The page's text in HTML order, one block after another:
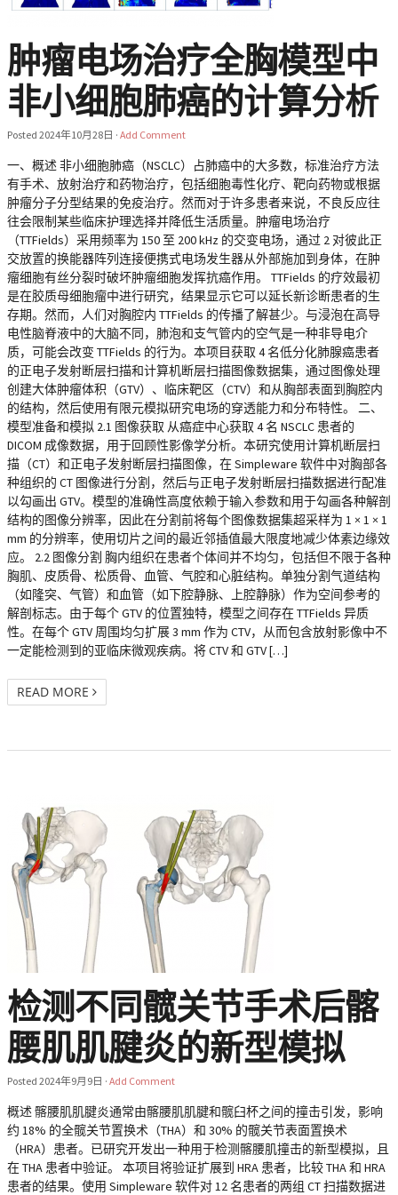
肿瘤电场治疗全胸模型中
非小细胞肺癌的计算分析
Posted 2024年10月28日 · Add Comment
一、概述 非小细胞肺癌（NSCLC）占肺癌中的大多数，标准治疗方法
有手术、放射治疗和药物治疗，包括细胞毒性化疗、靶向药物或根据
肿瘤分子分型结果的免疫治疗。然而对于许多患者来说，不良反应往
往会限制某些临床护理选择并降低生活质量。肿瘤电场治疗
（TTFields）采用频率为 150 至 200 kHz 的交变电场，通过 2 对彼此正
交放置的换能器阵列连接便携式电场发生器从外部施加到身体，在肿
瘤细胞有丝分裂时破坏肿瘤细胞发挥抗癌作用。 TTFields 的疗效最初
是在胶质母细胞瘤中进行研究，结果显示它可以延长新诊断患者的生
存期。然而，人们对胸腔内 TTFields 的传播了解甚少。与浸泡在高导
电性脑脊液中的大脑不同，肺泡和支气管内的空气是一种非导电介
质，可能会改变 TTFields 的行为。本项目获取 4 名低分化肺腺癌患者
的正电子发射断层扫描和计算机断层扫描图像数据集，通过图像处理
创建大体肿瘤体积（GTV）、临床靶区（CTV）和从胸部表面到胸腔内
的结构，然后使用有限元模拟研究电场的穿透能力和分布特性。 二、
模型准备和模拟 2.1 图像获取 从癌症中心获取 4 名 NSCLC 患者的
DICOM 成像数据，用于回顾性影像学分析。本研究使用计算机断层扫
描（CT）和正电子发射断层扫描图像，在 Simpleware 软件中对胸部各
种组织的 CT 图像进行分割，然后与正电子发射断层扫描数据进行配准
以勾画出 GTV。模型的准确性高度依赖于输入参数和用于勾画各种解剖
结构的图像分辨率，因此在分割前将每个图像数据集超采样为 1 × 1 × 1
mm 的分辨率，使用切片之间的最近邻插值最大限度地减少体素边缘效
应。 2.2 图像分割 胸内组织在患者个体间并不均匀，包括但不限于各种
胸肌、皮质骨、松质骨、血管、气腔和心脏结构。单独分割气道结构
（如隆突、气管）和血管（如下腔静脉、上腔静脉）作为空间参考的
解剖标志。由于每个 GTV 的位置独特，模型之间存在 TTFields 异质
性。在每个 GTV 周围均匀扩展 3 mm 作为 CTV，从而包含放射影像中不
一定能检测到的亚临床微观疾病。将 CTV 和 GTV […]
READ MORE
检测不同髋关节手术后髂
腰肌肌腱炎的新型模拟
Posted 2024年9月9日 · Add Comment
概述 髂腰肌肌腱炎通常由髂腰肌肌腱和髋臼杯之间的撞击引发，影响
约 18% 的全髋关节置换术（THA）和 30% 的髋关节表面置换术
（HRA）患者。已研究开发出一种用于检测髂腰肌撞击的新型模拟，且
在 THA 患者中验证。 本项目将验证扩展到 HRA 患者，比较 THA 和 HRA
患者的结果。使用 Simpleware 软件对 12 名患者的两组 CT 扫描数据进